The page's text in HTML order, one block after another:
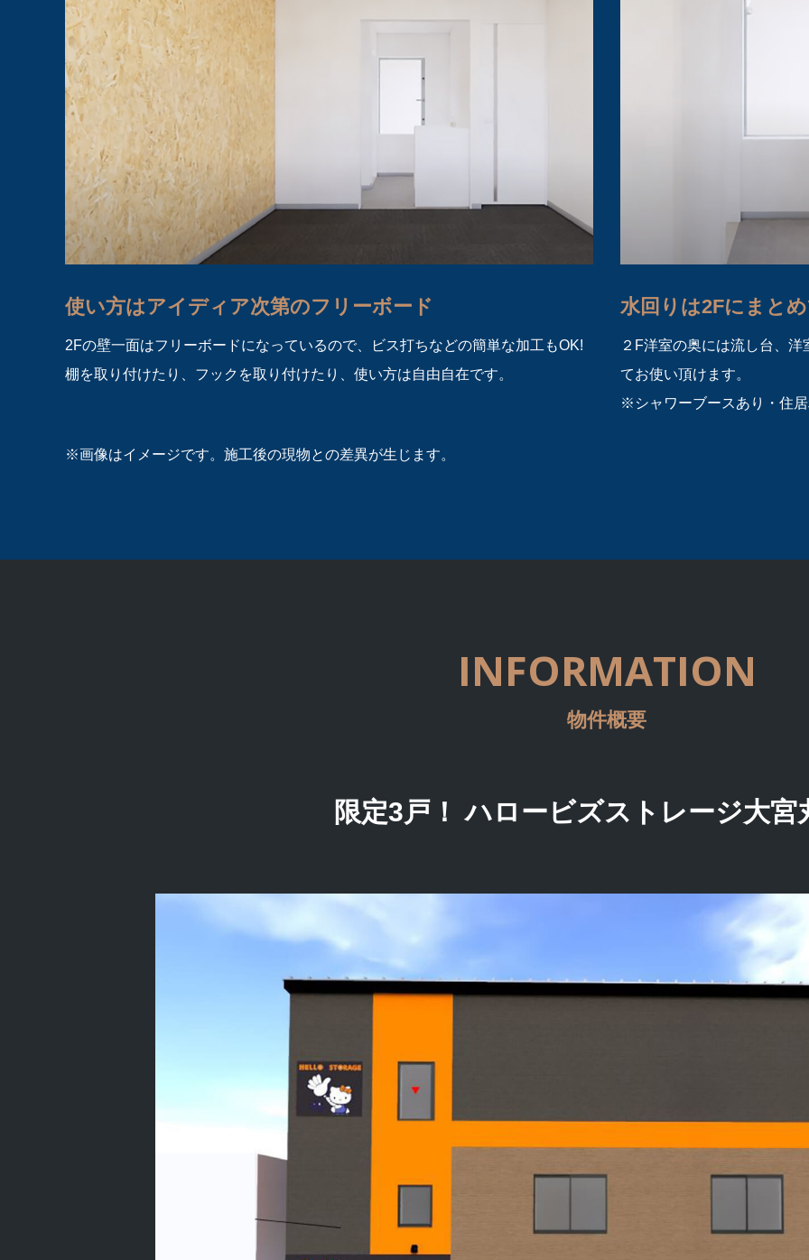
使い方はアイディア次第のフリーボード
2Fの壁一面はフリーボードになっているので、ビス打ちなどの簡単な加工もOK!
棚を取り付けたり、フックを取り付けたり、使い方は自由自在です。
水回りは2Fにまと
２F洋室の奥には流し台、
てお使い頂けます。
※シャワーブースあり・住
※画像はイメージです。施工後の現物との差異が生じます。
INFORMATION
物件概要
限定3戸！ハロービズストレージ大宮